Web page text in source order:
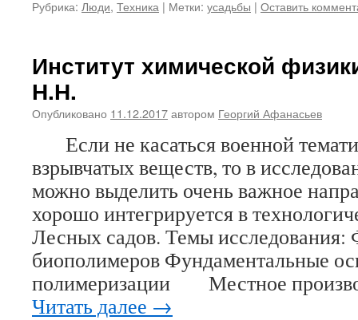
Рубрика: Люди, Техника | Метки: усадьбы | Оставить
Институт химической
Н.Н.
Опубликовано 11.12.2017автором Георгий Афанасьев
Если не касаться военной
взрывчатых веществ, то в
можно выделить очень важное
хорошо интегрируется в
Лесных садов. Темы исследования:
биополимеров Фундаментальные
полимеризации Местное
Читать далее →